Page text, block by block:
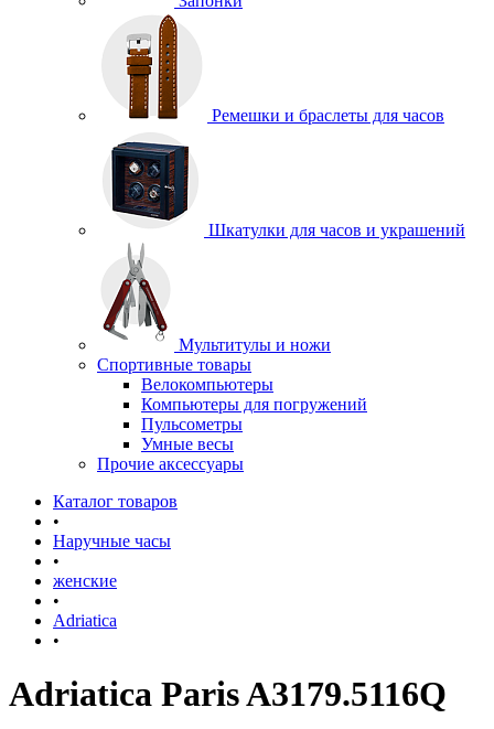
Ремешки и браслеты для часов
Шкатулки для часов и украшений
Мультитулы и ножи
Спортивные товары
Велокомпьютеры
Компьютеры для погружений
Пульсометры
Умные весы
Прочие аксессуары
Каталог товаров
•
Наручные часы
•
женские
•
Adriatica
•
Adriatica Paris A3179.5116Q